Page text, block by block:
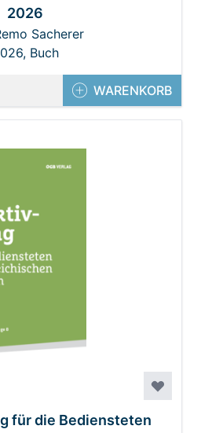
2026
Sacherer
Buch
WARENKORB
für die Bediensteten